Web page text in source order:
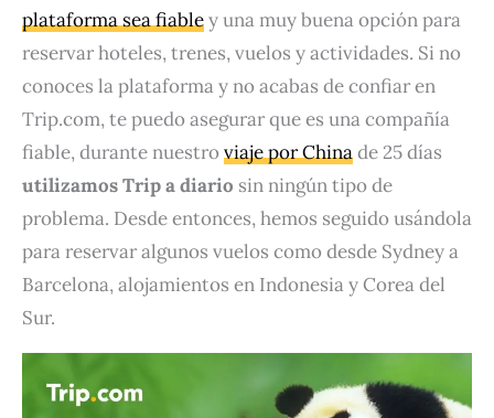
plataforma sea fiabley una muy buena opción para
reservar hoteles, trenes, vuelos y actividades. Si no
conoces la plataforma y no acabas de confiar en
Trip.com, te puedo asegurar que es una compañía
fiable, durante nuestroviaje por Chinade 25 días
utilizamos Trip a diario sin ningún tipo de
problema. Desde entonces, hemos seguido usándola
para reservar algunos vuelos como desde Sydney a
Barcelona, alojamientos en Indonesia y Corea del
Sur.